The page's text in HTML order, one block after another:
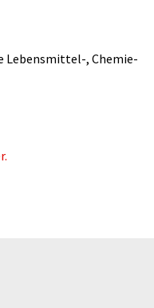
Lebensmittel-, Chemie-